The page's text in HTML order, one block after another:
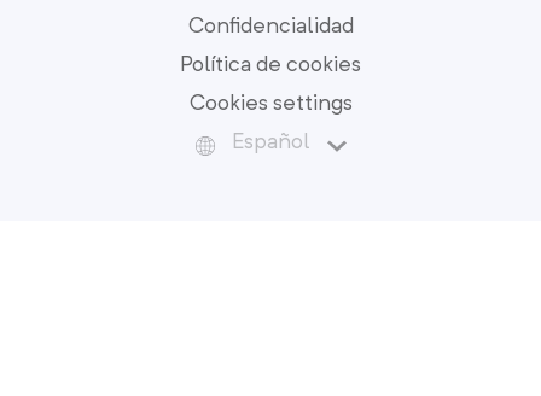
Confidencialidad
Política de cookies
Cookies settings
Español